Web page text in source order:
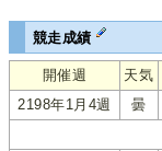
競走成績
開催週 天気
2198年1月4週
曇